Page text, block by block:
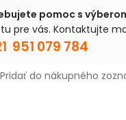
pomoc s
pre vás. Kontaktujte
951 079 784
Pridať do nákupného